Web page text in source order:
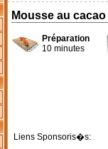
Mousse au cacao
Préparation
10 minutes
Liens Sponsoris�s: